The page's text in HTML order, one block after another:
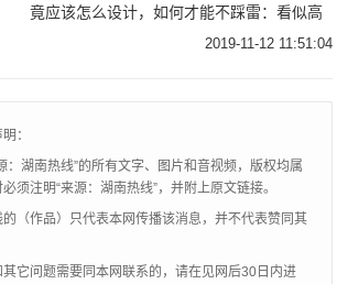
竟应该怎么设计，如何才能不踩雷：看似高
大上的智能家居系统，突然有一天，连灯也
2019-11-12 11:51:04
：
：湖南热线”的所有文字、图片和音视频，版权均属
须注明“来源：湖南热线”，并附上原文链接。
（作品）只代表本网传播该消息，并不代表赞同其
它问题需要同本网联系的，请在见网后30日内进